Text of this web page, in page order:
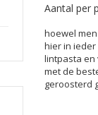
Aantal per
hoewel
hier in
lintpasta en
met de
geroosterd